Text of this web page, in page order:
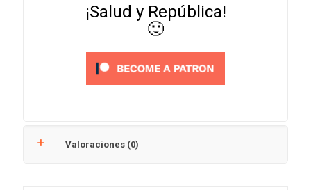
¡Salud y República!
🙂
Valoraciones (0)